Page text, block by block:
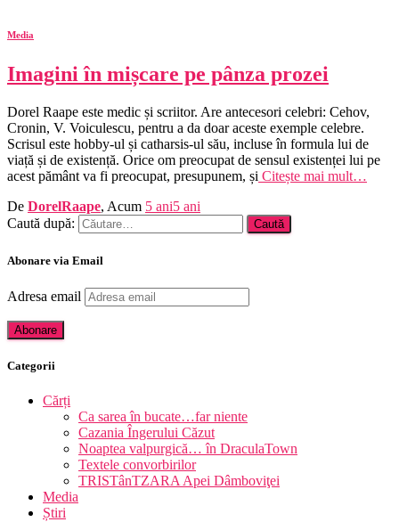
Media
Imagini în mișcare pe pânza prozei
Dorel Raape este medic și scriitor. Are antecesori celebri: Cehov,
Cronin, V. Voiculescu, pentru a da doar aceste exemple celebre.
Scrisul este hobby-ul și catharsis-ul său, incluse în formula lui de
viață și de existență. Orice om preocupat de sensul existenței lui pe
acest pământ va fi preocupat, presupunem, și Citește mai mult…
De DorelRaape, Acum 5 ani5 ani
Caută după:
Abonare via Email
Adresa email
Abonare
Categorii
Cărți
Ca sarea în bucate…far niente
Cazania Îngerului Căzut
Noaptea valpurgică… în DraculaTown
Textele convorbirilor
TRISTânTZARA Apei Dâmboviţei
Media
Știri